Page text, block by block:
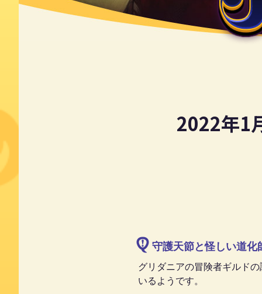
2022年1
守護天節と怪しい道化
グリダニアの冒険者ギルド
いるようです。